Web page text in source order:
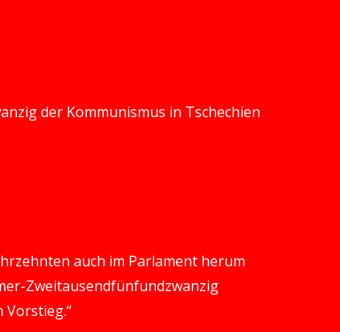
der Kommunismus in Tschechien
auch im Parlament herum
Zweitausendfünfundzwanzig